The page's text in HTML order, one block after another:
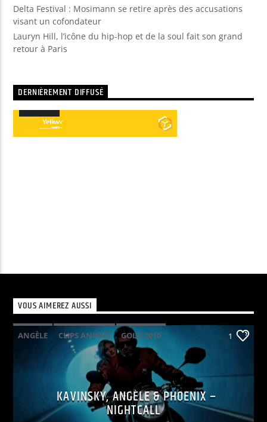
Delta Festival : Mosimann se retire après des accusations
visant un cofondateur
Lauryn Hill, l’icône du hip-hop et de la soul fait son grand
retour à Paris
DERNIÈREMENT DIFFUSÉ
Lecteur
audio
VOUS AIMEREZ AUSSI
ANGÈLE CLIPS ANIMÉS
GOLD 2010
PHOENIX POP ELECTRO
1
KAVINSKY, ANGÈLE & PHOENIX –
NIGHTCALL